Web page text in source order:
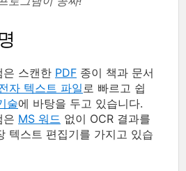
은 스캔한 PDF 종이 책과 문서
자 텍스트 파일 로 빠르고 쉽
술에 바탕을 두고 있습니다.
은 MS 워드 없이 OCR 결과를
텍스트 편집기를 가지고 있습